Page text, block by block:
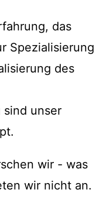
das
Spezialisierung
des
sind unser
wir - was
wir nicht an.